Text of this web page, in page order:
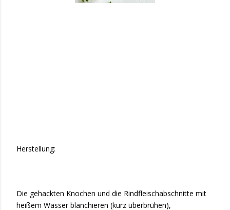
Herstellung:
Die gehackten Knochen und die Rindfleischabschnitte mit
heißem Wasser blanchieren (kurz überbrühen),